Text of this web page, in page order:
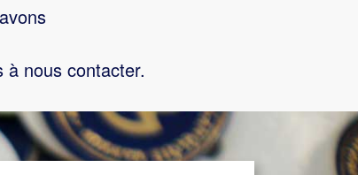
à nous contacter.